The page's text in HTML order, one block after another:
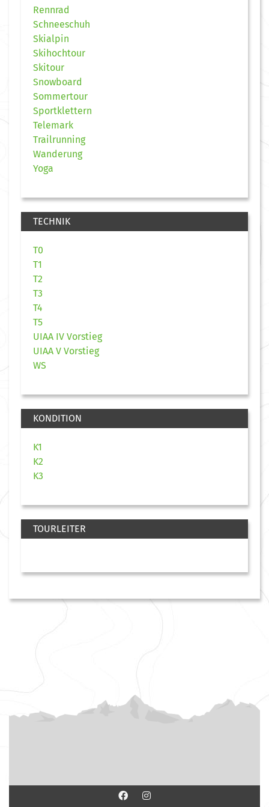
Rennrad
Schneeschuh
Skialpin
Skihochtour
Skitour
Snowboard
Sommertour
Sportklettern
Telemark
Trailrunning
Wanderung
Yoga
TECHNIK
T0
T1
T2
T3
T4
T5
UIAA IV Vorstieg
UIAA V Vorstieg
WS
KONDITION
K1
K2
K3
TOURLEITER